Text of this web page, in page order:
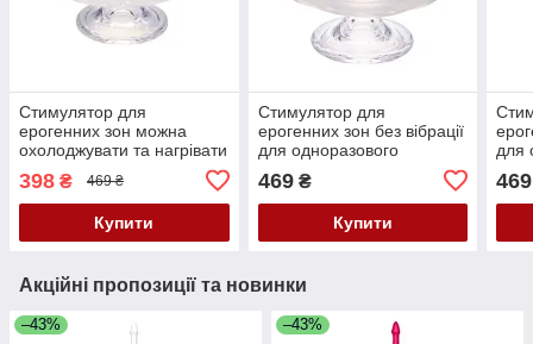
Стимулятор для
ерогенних зон можна
охолоджувати та нагрівати
прозорого кольору IROHA
Petit Coral Кайф
398 ₴ 469 ₴
Купити
Стимулятор для
ерогенних зон без вібрації
для одноразового
використання прозорого
кольору IROHA Petit Plum
Кайф
469₴
Купити
для
469
Акційні пропозиції та новинки
–43% –43%